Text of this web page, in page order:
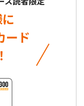
ード